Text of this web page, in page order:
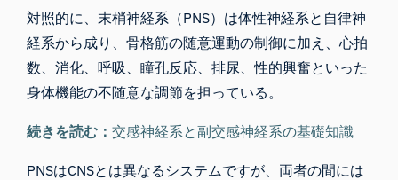
対照的に、末梢神経系（PNS）は体性神経系と自律神
経系から成り、骨格筋の随意運動の制御に加え、心拍
数、消化、呼吸、瞳孔反応、排尿、性的興奮といった
身体機能の不随意な調節を担っている。
続きを読む：交感神経系と副交感神経系の基礎知識
PNSはCNSとは異なるシステムですが、両者の間には